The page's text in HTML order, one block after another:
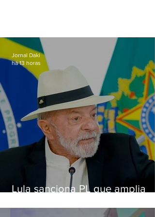
Lula sanciona PL que amplia
crianças
Jornal Daki
há 13 horas